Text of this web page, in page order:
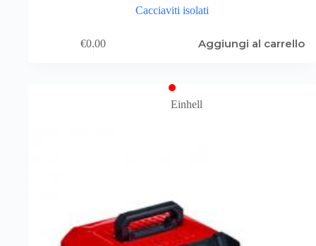
Cacciaviti isolati
€0.00 Aggiungi al carrello
Einhell